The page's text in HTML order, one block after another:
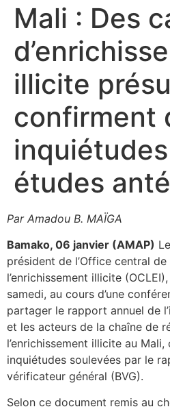
Mali : Des
illicite
confirment
études
Par Amadou B. MAÏGA
Bamako, 06 janvier (AMAP)
président de l’Office central
l’enrichissement illicite
samedi, au cours d’une
partager le rapport annuel de
et les acteurs de la chaîne de
l’enrichissement illicite au
inquiétudes soulevées par le
vérificateur général (BVG).
Selon ce document remis au